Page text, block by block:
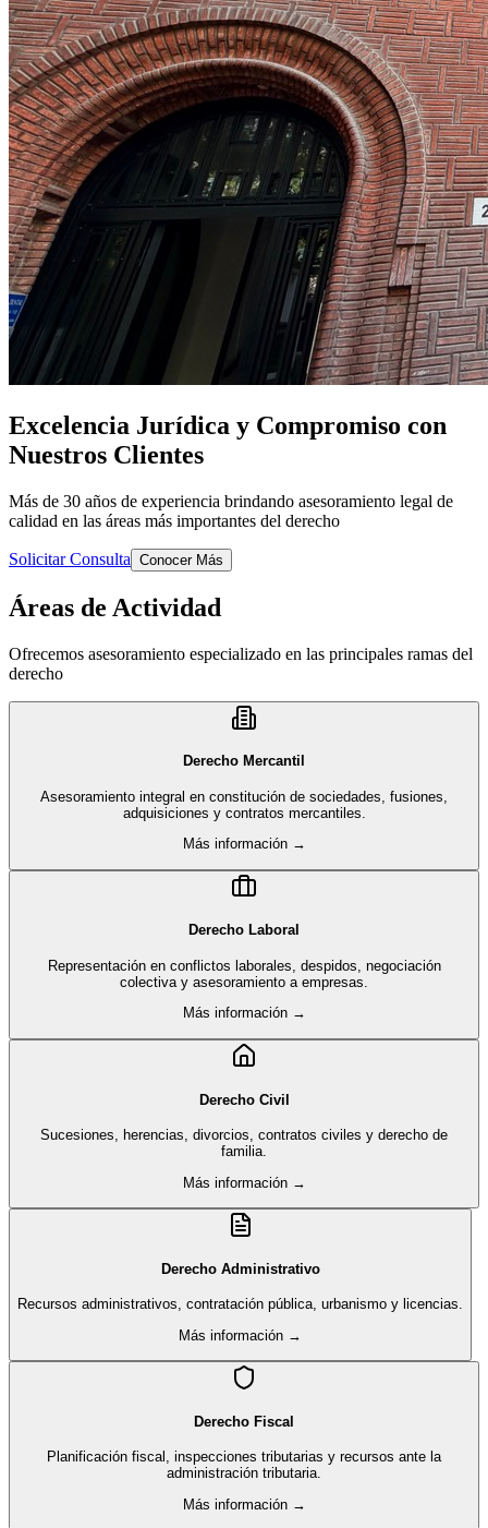
Excelencia Jurídica y Compromiso con
Nuestros Clientes
Más de 30 años de experiencia brindando asesoramiento legal de
calidad en las áreas más importantes del derecho
Solicitar Consulta Conocer Más
Áreas de Actividad
Ofrecemos asesoramiento especializado en las principales ramas del
derecho
Derecho Mercantil
Asesoramiento integral en constitución de sociedades, fusiones,
adquisiciones y contratos mercantiles.
Más información →
Derecho Laboral
Representación en conflictos laborales, despidos, negociación
colectiva y asesoramiento a empresas.
Más información →
Derecho Civil
Sucesiones, herencias, divorcios, contratos civiles y derecho de
familia.
Más información →
Derecho Administrativo
Recursos administrativos, contratación pública, urbanismo y licencias.
Más información →
Derecho Fiscal
Planificación fiscal, inspecciones tributarias y recursos ante la
administración tributaria.
Más información →